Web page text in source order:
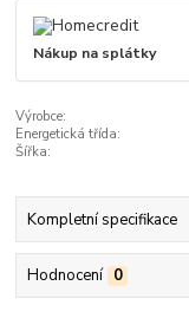
Nákup na splátky
Výrobce:
Energetická třída:
Šířka:
Kompletní specifikace
Hodnocení 0